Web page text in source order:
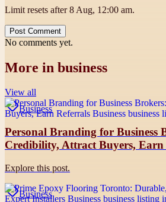
Limit resets after 8 Aug, 12:00 am.
Post Comment
No comments yet.
More in business
View all
Business
Personal Branding for Business
Credibility, Attract Buyers, Earn
Explore this post.
Business